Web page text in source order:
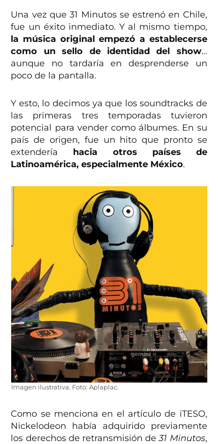
Una vez que 31 Minutos se estrenó en Chile,
fue un éxito inmediato. Y al mismo tiempo,
la música original empezó a establecerse
como un sello de identidad del show…
aunque no tardaría en desprenderse un
poco de la pantalla.
Y esto, lo decimos ya que los soundtracks de
las primeras tres temporadas tuvieron
potencial para vender como álbumes. En su
país de origen, fue un hito que pronto se
extendería hacia otros países de
Latinoamérica, especialmente México.
Imagen ilustrativa. Foto: Aplaplac.
Como se menciona en el artículo de iTESO,
Nickelodeon había adquirido previamente
los derechos de retransmisión de31 Minutos,